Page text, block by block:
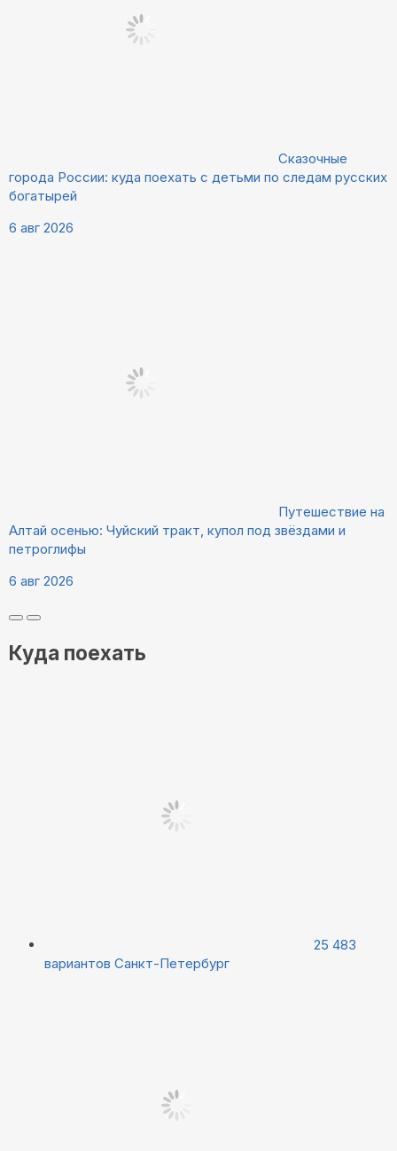
Сказочные
города России: куда поехать с детьми по следам русских
богатырей
6 авг 2026
Путешествие на
Алтай осенью: Чуйский тракт, купол под звёздами и
петроглифы
6 авг 2026
Куда поехать
25 483
вариантов Санкт-Петербург